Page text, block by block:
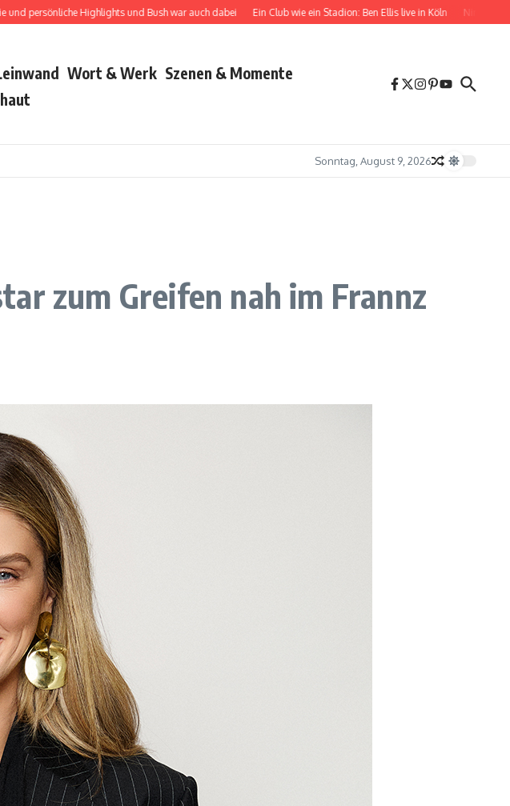
Highlights und Bush war auch dabei Ein Club wie ein Stadion: Ben Ellis live in Köln Nina Chuba
Wort & Werk Szenen & Momente
Sonntag, August 9, 2026
zum Greifen nah im Frannz